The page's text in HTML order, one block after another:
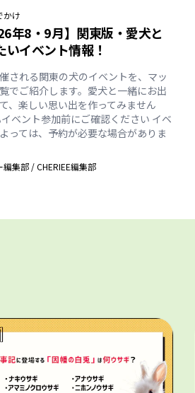
かけ
年8・9月】関東版・愛犬と
いイベント情報！
される関東の犬のイベントを、マッ
でご紹介します。愛犬と一緒にお出
、楽しい思い出を作ってみません
ベント参加前にご確認ください イベ
っては、予約が必要な場合がありま
編集部 /CHERIEE編集部